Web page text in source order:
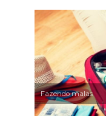
Fazendo malas